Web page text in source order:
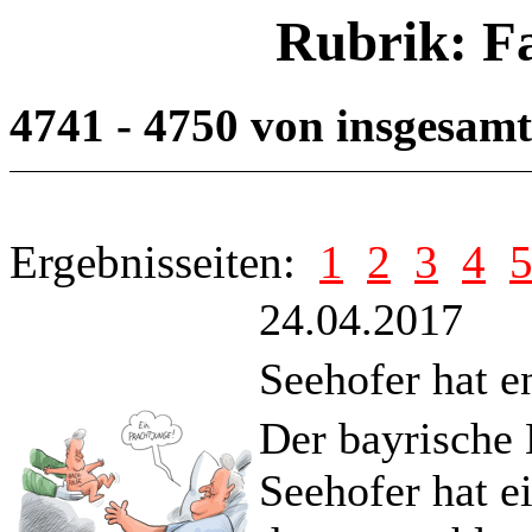
Rubrik:
4741 - 4750 von
Ergebnisseiten: 1 2 3 4 5
24.04.2017
Seehofer hat
Der
Seehofer hat